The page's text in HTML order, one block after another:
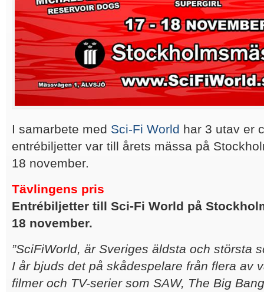
I samarbete med Sci-Fi World har 3 utav er
entrébiljetter var till årets mässa på
18 november.
Tävlingens pris
Entrébiljetter till Sci-Fi World på
18 november.
”SciFiWorld, är Sveriges äldsta och största
I år bjuds det på skådespelare från flera av
filmer och TV-serier som SAW, The Big